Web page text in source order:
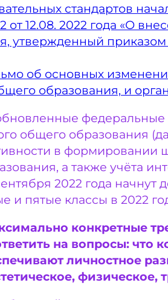
стандартов
12.08. 2022 года «О
утвержденный
об основных
образования, и
федеральные
общего образования
в формировании
а также учёта
2022 года
и пятые классы в 2022
конкретные
на вопросы: что
личностное
физическое,